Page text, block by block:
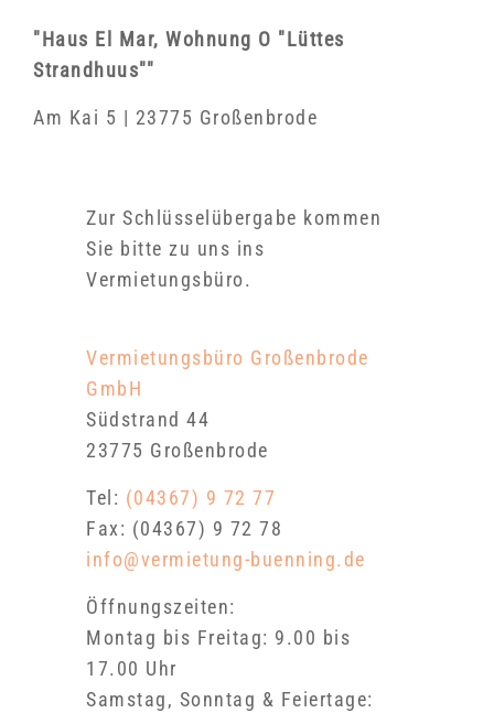
"Haus El Mar, Wohnung O "Lüttes
Strandhuus""
Am Kai 5 | 23775 Großenbrode
Zur Schlüsselübergabe kommen
Sie bitte zu uns ins
Vermietungsbüro.
Vermietungsbüro Großenbrode
GmbH
Südstrand 44
23775 Großenbrode
Tel: (04367) 9 72 77
Fax: (04367) 9 72 78
info@vermietung-buenning.de
Öffnungszeiten:
Montag bis Freitag: 9.00 bis
17.00 Uhr
Samstag, Sonntag & Feiertage: